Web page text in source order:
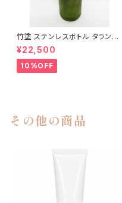
竹塗 ステンレスボトル タランド
ゥスオオツヤクワガタ｜漆加飾
ステンレスボトル
¥22,500
10%OFF
その他の商品